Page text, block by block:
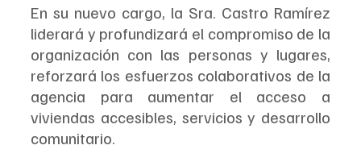
En su nuevo cargo, la Sra. Castro Ramírez
liderará y profundizará el compromiso de la
organización con las personas y lugares,
reforzará los esfuerzos colaborativos de la
agencia para aumentar el acceso a
viviendas accesibles, servicios y desarrollo
comunitario.